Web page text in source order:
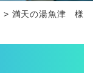
> 満天の湯魚津 様